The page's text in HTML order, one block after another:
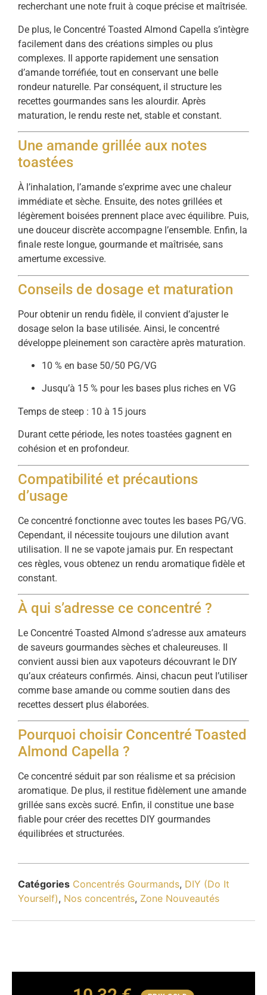
recherchant une note fruit à coque précise et maîtrisée.
De plus, le Concentré Toasted Almond Capella s’intègre
facilement dans des créations simples ou plus
complexes. Il apporte rapidement une sensation
d’amande torréfiée, tout en conservant une belle
rondeur naturelle. Par conséquent, il structure les
recettes gourmandes sans les alourdir. Après
maturation, le rendu reste net, stable et constant.
Une amande grillée aux notes
toastées
À l’inhalation, l’amande s’exprime avec une chaleur
immédiate et sèche. Ensuite, des notes grillées et
légèrement boisées prennent place avec équilibre. Puis,
une douceur discrète accompagne l’ensemble. Enfin, la
finale reste longue, gourmande et maîtrisée, sans
amertume excessive.
Conseils de dosage et maturation
Pour obtenir un rendu fidèle, il convient d’ajuster le
dosage selon la base utilisée. Ainsi, le concentré
développe pleinement son caractère après maturation.
10 % en base 50/50 PG/VG
Jusqu’à 15 % pour les bases plus riches en VG
Temps de steep : 10 à 15 jours
Durant cette période, les notes toastées gagnent en
cohésion et en profondeur.
Compatibilité et précautions
d’usage
Ce concentré fonctionne avec toutes les bases PG/VG.
Cependant, il nécessite toujours une dilution avant
utilisation. Il ne se vapote jamais pur. En respectant
ces règles, vous obtenez un rendu aromatique fidèle et
constant.
À qui s’adresse ce concentré ?
Le Concentré Toasted Almond s’adresse aux amateurs
de saveurs gourmandes sèches et chaleureuses. Il
convient aussi bien aux vapoteurs découvrant le DIY
qu’aux créateurs confirmés. Ainsi, chacun peut l’utiliser
comme base amande ou comme soutien dans des
recettes dessert plus élaborées.
Pourquoi choisir Concentré Toasted
Almond Capella ?
Ce concentré séduit par son réalisme et sa précision
aromatique. De plus, il restitue fidèlement une amande
grillée sans excès sucré. Enfin, il constitue une base
fiable pour créer des recettes DIY gourmandes
équilibrées et structurées.
Catégories Concentrés Gourmands, DIY (Do It
Yourself), Nos concentrés, Zone Nouveautés